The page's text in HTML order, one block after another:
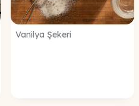
Vanilya Şekeri